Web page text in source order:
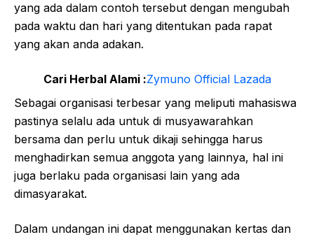
yang ada dalam contoh tersebut dengan mengubah
pada waktu dan hari yang ditentukan pada rapat
yang akan anda adakan.
Cari Herbal Alami :Zymuno Official Lazada
Sebagai organisasi terbesar yang meliputi mahasiswa
pastinya selalu ada untuk di musyawarahkan
bersama dan perlu untuk dikaji sehingga harus
menghadirkan semua anggota yang lainnya, hal ini
juga berlaku pada organisasi lain yang ada
dimasyarakat.
Dalam undangan ini dapat menggunakan kertas dan